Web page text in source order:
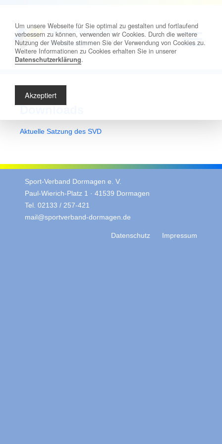
Sport-Verband
Dormagene.V.
Downloads
Aktuelle Satzung des SVD
Sport-Verband Dormagen e. V.
Paul-Wierich-Platz 1 · 41539 Dormagen
Tel. 02133 / 257-421
mail@sportverband-dormagen.de
Datenschutz Impressum
Um unsere Webseite für Sie optimal zu gestalten und fortlaufend
verbessern zu können, verwenden wir Cookies. Durch die weitere
Nutzung der Website stimmen Sie der Verwendung von Cookies zu.
Weitere Informationen zu Cookies erhalten Sie in unserer
Datenschutzerklärung.
Akzeptiert